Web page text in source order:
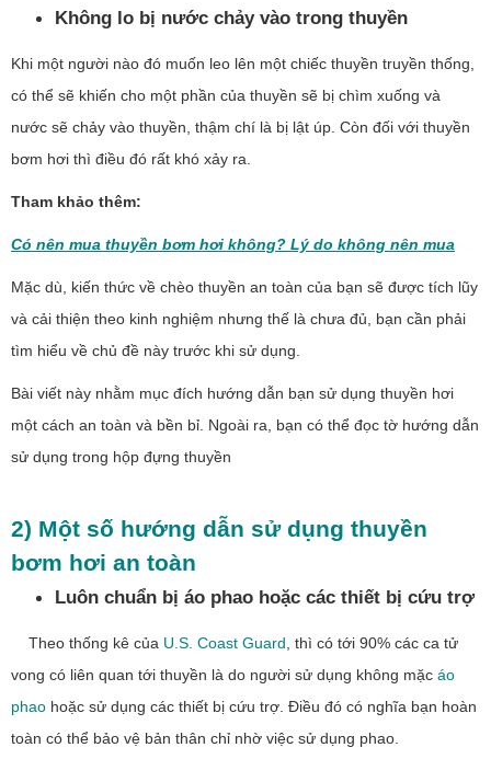
Không lo bị nước chảy vào trong thuyền
Khi một người nào đó muốn leo lên một chiếc thuyền truyền thống,
có thể sẽ khiến cho một phần của thuyền sẽ bị chìm xuống và
nước sẽ chảy vào thuyền, thậm chí là bị lật úp. Còn đối với thuyền
bơm hơi thì điều đó rất khó xảy ra.
Tham khảo thêm:
Có nên mua thuyền bơm hơi không? Lý do không nên mua
Mặc dù, kiến thức về chèo thuyền an toàn của bạn sẽ được tích lũy
và cải thiện theo kinh nghiệm nhưng thế là chưa đủ, bạn cần phải
tìm hiểu về chủ đề này trước khi sử dụng.
Bài viết này nhằm mục đích hướng dẫn bạn sử dụng thuyền hơi
một cách an toàn và bền bỉ. Ngoài ra, bạn có thể đọc tờ hướng dẫn
sử dụng trong hộp đựng thuyền
2) Một số hướng dẫn sử dụng thuyền
bơm hơi an toàn
Luôn chuẩn bị áo phao hoặc các thiết bị cứu trợ
Theo thống kê của U.S. Coast Guard, thì có tới 90% các ca tử
vong có liên quan tới thuyền là do người sử dụng không mặc áo
phao hoặc sử dụng các thiết bị cứu trợ. Điều đó có nghĩa bạn hoàn
toàn có thể bảo vệ bản thân chỉ nhờ việc sử dụng phao.